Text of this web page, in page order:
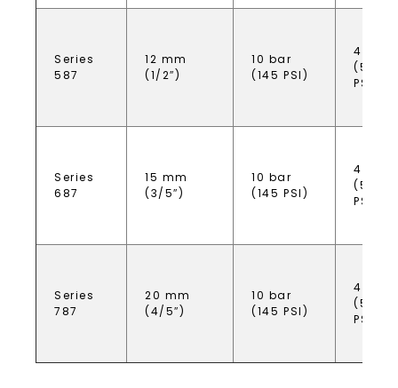
Series
587
12 mm
(1/2″)
10 bar
(145 PSI)
40 bar
(580
PSI)
Series
687
15 mm
(3/5″)
10 bar
(145 PSI)
40 bar
(580
PSI)
Series
787
20 mm
(4/5″)
10 bar
(145 PSI)
40 bar
(580
PSI)